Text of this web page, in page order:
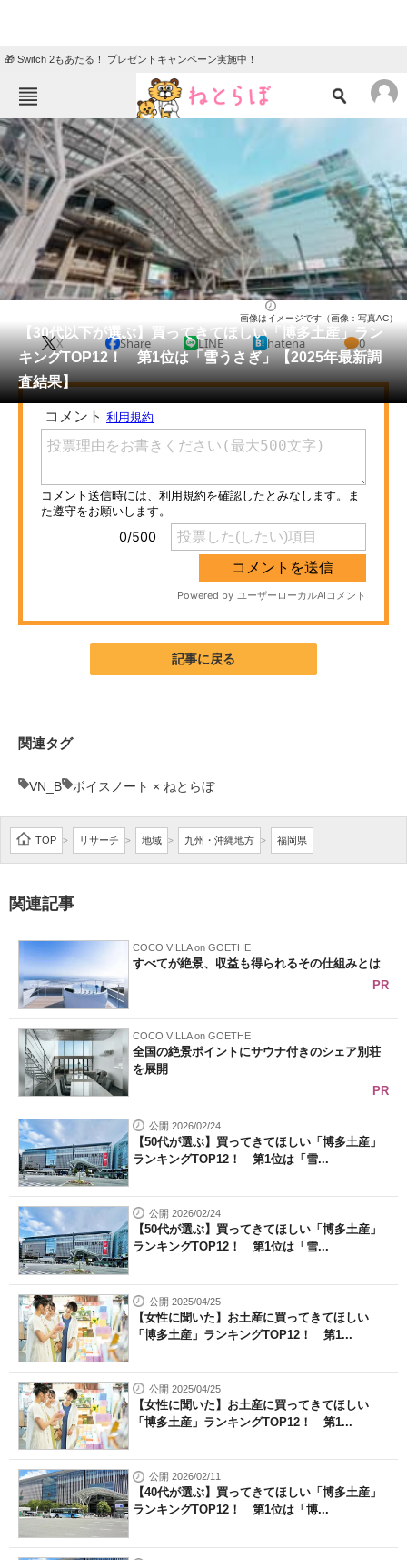
🎁 Switch 2もあたる！ プレゼントキャンペーン実施中！
ねとらぼメニュー
TOP
エンタメ クイズ
グルメ 地域
住まい 教育・育児
動物 リサーチ
会員記事
メディア
注目記事を集めた総合ページ
ITの今と未来を見通す
スマホと通信の最新トレンド
進化するPCとデバイスの未来
AI活用のいまが分かる
企業向けIT製品の総合サイト
製造業のIT導入・活用を支援
モノづくり技術者専門サイト
エレクトロニクス専門サイト
電子設計の基本と応用
エネルギーの専門メディア
建設×テクノロジーの最前線
ちょっと気になるネットの話題
【30代以下が選ぶ】買ってきてほしい「博多土産」ラン
キングTOP12！ 第1位は「雪うさぎ」【2025年最新調
査結果】
画像はイメージです（画像：写真AC）
X Share LINE hatena 0
記事に戻る
関連タグ
VN_B ボイスノート × ねとらぼ
TOP > リサーチ > 地域 > 九州・沖縄地方 > 福岡県
関連記事
COCO VILLA on GOETHE
すべてが絶景、収益も得られるその仕組みとは
PR
COCO VILLA on GOETHE
全国の絶景ポイントにサウナ付きのシェア別荘
を展開
PR
公開 2026/02/24
【50代が選ぶ】買ってきてほしい「博多土産」
ランキングTOP12！ 第1位は「雪...
公開 2026/02/24
【50代が選ぶ】買ってきてほしい「博多土産」
ランキングTOP12！ 第1位は「雪...
公開 2025/04/25
【女性に聞いた】お土産に買ってきてほしい
「博多土産」ランキングTOP12！ 第1...
公開 2025/04/25
【女性に聞いた】お土産に買ってきてほしい
「博多土産」ランキングTOP12！ 第1...
公開 2026/02/11
【40代が選ぶ】買ってきてほしい「博多土産」
ランキングTOP12！ 第1位は「博...